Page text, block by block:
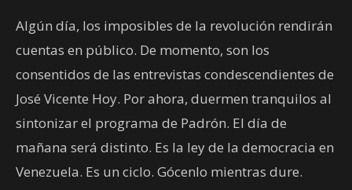
Algún día, los imposibles de la revolución rendirán
cuentas en público. De momento, son los
consentidos de las entrevistas condescendientes de
José Vicente Hoy. Por ahora, duermen tranquilos al
sintonizar el programa de Padrón. El día de
mañana será distinto. Es la ley de la democracia en
Venezuela. Es un ciclo. Gócenlo mientras dure.